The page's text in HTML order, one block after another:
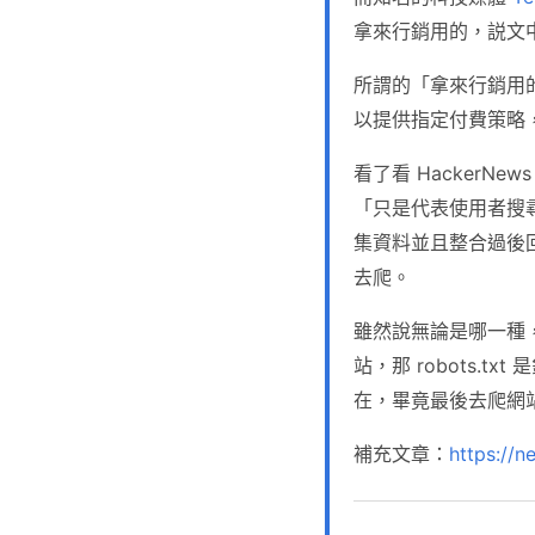
拿來行銷用的，説文
所謂的「拿來行銷
以提供指定付費策略
看了看 HackerNews
「只是代表使用者
集資料並且整合過後
去爬。
雖然說無論是哪一種
站，那 robots.txt 是
在，畢竟最後去爬
補充文章： https://